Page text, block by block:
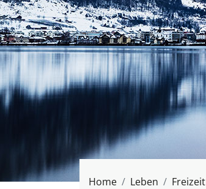
Home Leben Freizeit